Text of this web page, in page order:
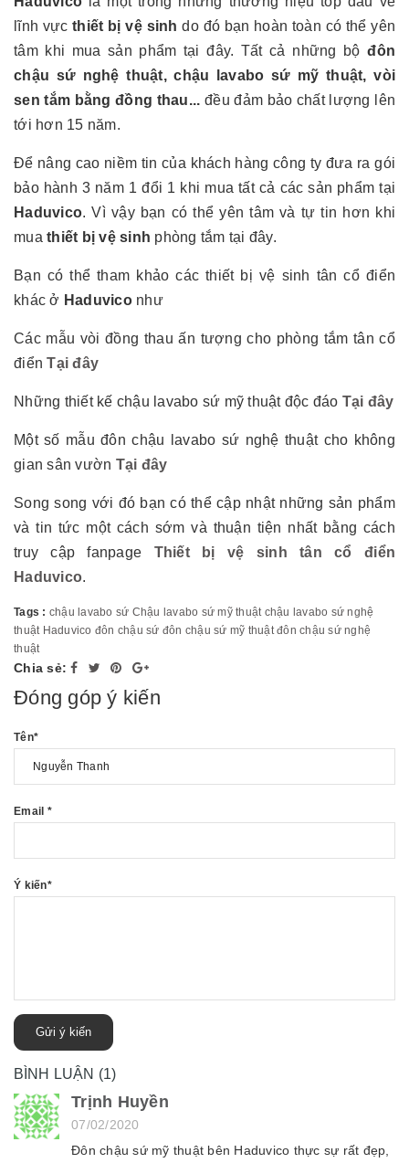
lĩnh vựcthiết bị vệ sinh do đó bạn hoàn toàn có thể yên
tâm khi mua sản phẩm tại đây. Tất cả những bộđôn
chậu sứ nghệ thuật, chậu lavabo sứ mỹ thuật, vòi
sen tắm bằng đồng thau... đều đảm bảo chất lượng lên
tới hơn 15 năm.
Để nâng cao niềm tin của khách hàng công ty đưa ra gói
bảo hành 3 năm 1 đổi 1 khi mua tất cả các sản phẩm tại
Haduvico. Vì vậy bạn có thể yên tâm và tự tin hơn khi
mua thiết bị vệ sinh phòng tắm tại đây.
Bạn có thể tham khảo các thiết bị vệ sinh tân cổ điển
khác ở Haduviconhư
Các mẫu vòi đồng thau ấn tượng cho phòng tắm tân cổ
điểnTại đây
Những thiết kế chậu lavabo sứ mỹ thuật độc đáo Tại đây
Một số mẫu đôn chậu lavabo sứ nghệ thuật cho không
gian sân vườn Tại đây
Song song với đó bạn có thể cập nhật những sản phẩm
và tin tức một cách sớm và thuận tiện nhất bằng cách
truy cập fanpage Thiết bị vệ sinh tân cổ điển
Haduvico.
Tags : chậu lavabo sứ Chậu lavabo sứ mỹ thuật chậu lavabo sứ nghệ
thuật Haduvico đôn chậu sứ đôn chậu sứ mỹ thuật đôn chậu sứ nghệ
thuật
Chia sẻ:
Đóng góp ý kiến
Tên*
Email *
Ý kiến*
Gửi ý kiến
BÌNH LUẬN (1)
Trịnh Huyền
07/02/2020
Đôn chậu sứ mỹ thuật bên Haduvico thực sự rất đẹp,